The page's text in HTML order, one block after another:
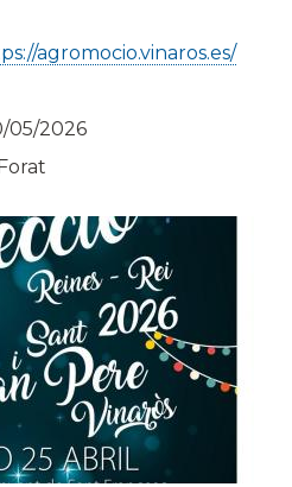
agromocio.vinaros.es/
05/2026